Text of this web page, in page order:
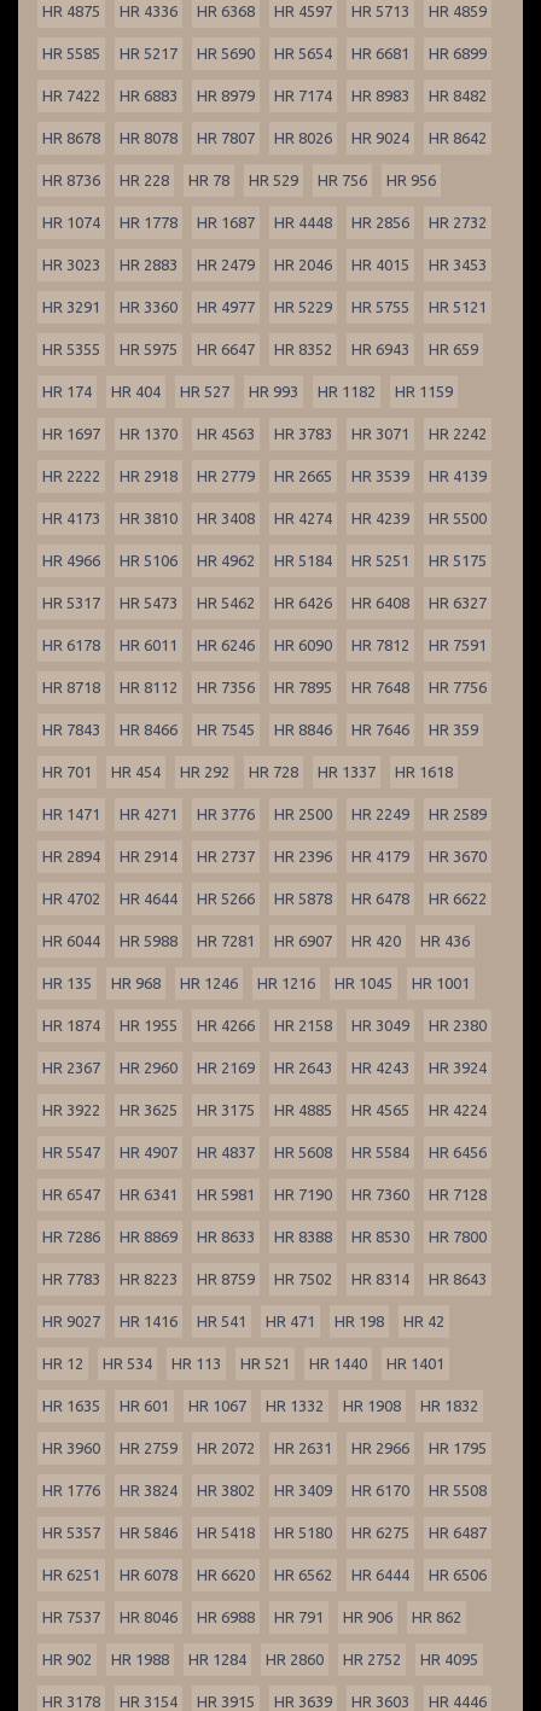
HR 4875 HR 4336 HR 6368 HR 4597 HR 5713 HR 4859
HR 5585 HR 5217 HR 5690 HR 5654 HR 6681 HR 6899
HR 7422 HR 6883 HR 8979 HR 7174 HR 8983 HR 8482
HR 8678 HR 8078 HR 7807 HR 8026 HR 9024 HR 8642
HR 8736 HR 228 HR 78 HR 529 HR 756 HR 956
HR 1074 HR 1778 HR 1687 HR 4448 HR 2856 HR 2732
HR 3023 HR 2883 HR 2479 HR 2046 HR 4015 HR 3453
HR 3291 HR 3360 HR 4977 HR 5229 HR 5755 HR 5121
HR 5355 HR 5975 HR 6647 HR 8352 HR 6943 HR 659
HR 174 HR 404 HR 527 HR 993 HR 1182 HR 1159
HR 1697 HR 1370 HR 4563 HR 3783 HR 3071 HR 2242
HR 2222 HR 2918 HR 2779 HR 2665 HR 3539 HR 4139
HR 4173 HR 3810 HR 3408 HR 4274 HR 4239 HR 5500
HR 4966 HR 5106 HR 4962 HR 5184 HR 5251 HR 5175
HR 5317 HR 5473 HR 5462 HR 6426 HR 6408 HR 6327
HR 6178 HR 6011 HR 6246 HR 6090 HR 7812 HR 7591
HR 8718 HR 8112 HR 7356 HR 7895 HR 7648 HR 7756
HR 7843 HR 8466 HR 7545 HR 8846 HR 7646 HR 359
HR 701 HR 454 HR 292 HR 728 HR 1337 HR 1618
HR 1471 HR 4271 HR 3776 HR 2500 HR 2249 HR 2589
HR 2894 HR 2914 HR 2737 HR 2396 HR 4179 HR 3670
HR 4702 HR 4644 HR 5266 HR 5878 HR 6478 HR 6622
HR 6044 HR 5988 HR 7281 HR 6907 HR 420 HR 436
HR 135 HR 968 HR 1246 HR 1216 HR 1045 HR 1001
HR 1874 HR 1955 HR 4266 HR 2158 HR 3049 HR 2380
HR 2367 HR 2960 HR 2169 HR 2643 HR 4243 HR 3924
HR 3922 HR 3625 HR 3175 HR 4885 HR 4565 HR 4224
HR 5547 HR 4907 HR 4837 HR 5608 HR 5584 HR 6456
HR 6547 HR 6341 HR 5981 HR 7190 HR 7360 HR 7128
HR 7286 HR 8869 HR 8633 HR 8388 HR 8530 HR 7800
HR 7783 HR 8223 HR 8759 HR 7502 HR 8314 HR 8643
HR 9027 HR 1416 HR 541 HR 471 HR 198 HR 42
HR 12 HR 534 HR 113 HR 521 HR 1440 HR 1401
HR 1635 HR 601 HR 1067 HR 1332 HR 1908 HR 1832
HR 3960 HR 2759 HR 2072 HR 2631 HR 2966 HR 1795
HR 1776 HR 3824 HR 3802 HR 3409 HR 6170 HR 5508
HR 5357 HR 5846 HR 5418 HR 5180 HR 6275 HR 6487
HR 6251 HR 6078 HR 6620 HR 6562 HR 6444 HR 6506
HR 7537 HR 8046 HR 6988 HR 791 HR 906 HR 862
HR 902 HR 1988 HR 1284 HR 2860 HR 2752 HR 4095
HR 3178 HR 3154 HR 3915 HR 3639 HR 3603 HR 4446